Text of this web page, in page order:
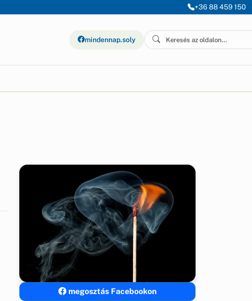
+36 88 459 150
mindennap.soly
megosztás Facebookon